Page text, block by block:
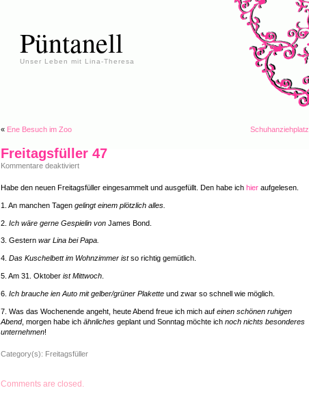
Püntanell
Unser Leben mit Lina-Theresa
« Ene Besuch im Zoo Schuhanziehplatz
Freitagsfüller 47
Kommentare deaktiviertfür
Habe den neuen Freitagsfüller eingesammelt und ausgefüllt. Den habe ich hier aufgelesen.
1. An manchen Tagen gelingt einem plötzlich alles.
2. Ich wäre gerne Gespielin von James Bond.
3. Gestern war Lina bei Papa.
4. Das Kuschelbett im Wohnzimmer istso richtig gemütlich.
5. Am 31. Oktober ist Mittwoch
6. Ich brauche ien Auto mit gelber/grüner Plakette und zwar so schnell wie möglich.
7. Was das Wochenende angeht, heute Abend freue ich mich auf einen schönen ruhigen
Abend, morgen habe ich ähnliches geplant und Sonntag möchte ich noch nichts besonderes
unternehmen!
Category(s): Freitagsfüller
Comments are closed.